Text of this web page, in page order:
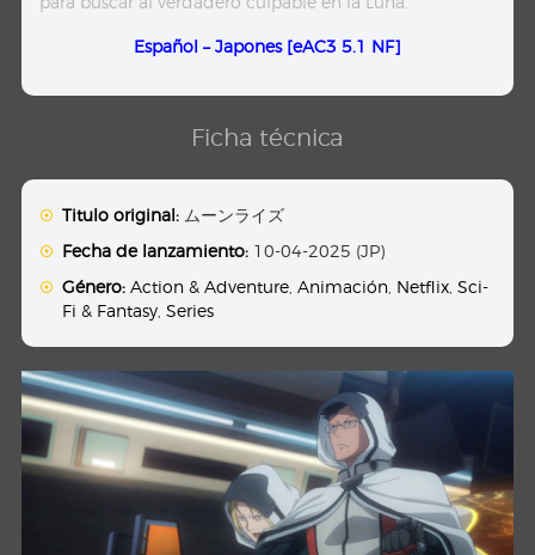
Español – Japones [eAC3 5.1 NF]
Ficha técnica
Titulo original: ムーンライズ
Fecha de lanzamiento: 10-04-2025 (JP)
Género: Action & Adventure ,Animación Netflix ,Sci-
Fi & Fantasy ,Series